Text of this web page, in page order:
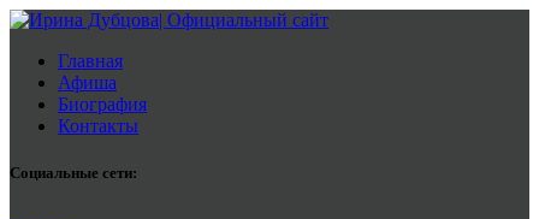
Главная
Афиша
Биография
Контакты
Социальные сети: